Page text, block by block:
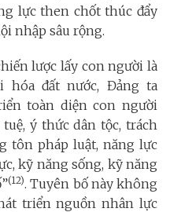
lực then chốt thúc đẩy
nhập sâu rộng.
lược lấy con người là
hóa đất nước, Đảng ta
toàn diện con người
ý thức dân tộc, trách
tôn pháp luật, năng lực
kỹ năng sống, kỹ năng
(12). Tuyên bố này không
triển nguồn nhân lực